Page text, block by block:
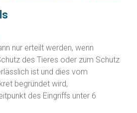
nur erteilt werden, wenn
des Tieres oder zum Schutz
ist und dies vom
begründet wird,
des Eingriffs unter 6